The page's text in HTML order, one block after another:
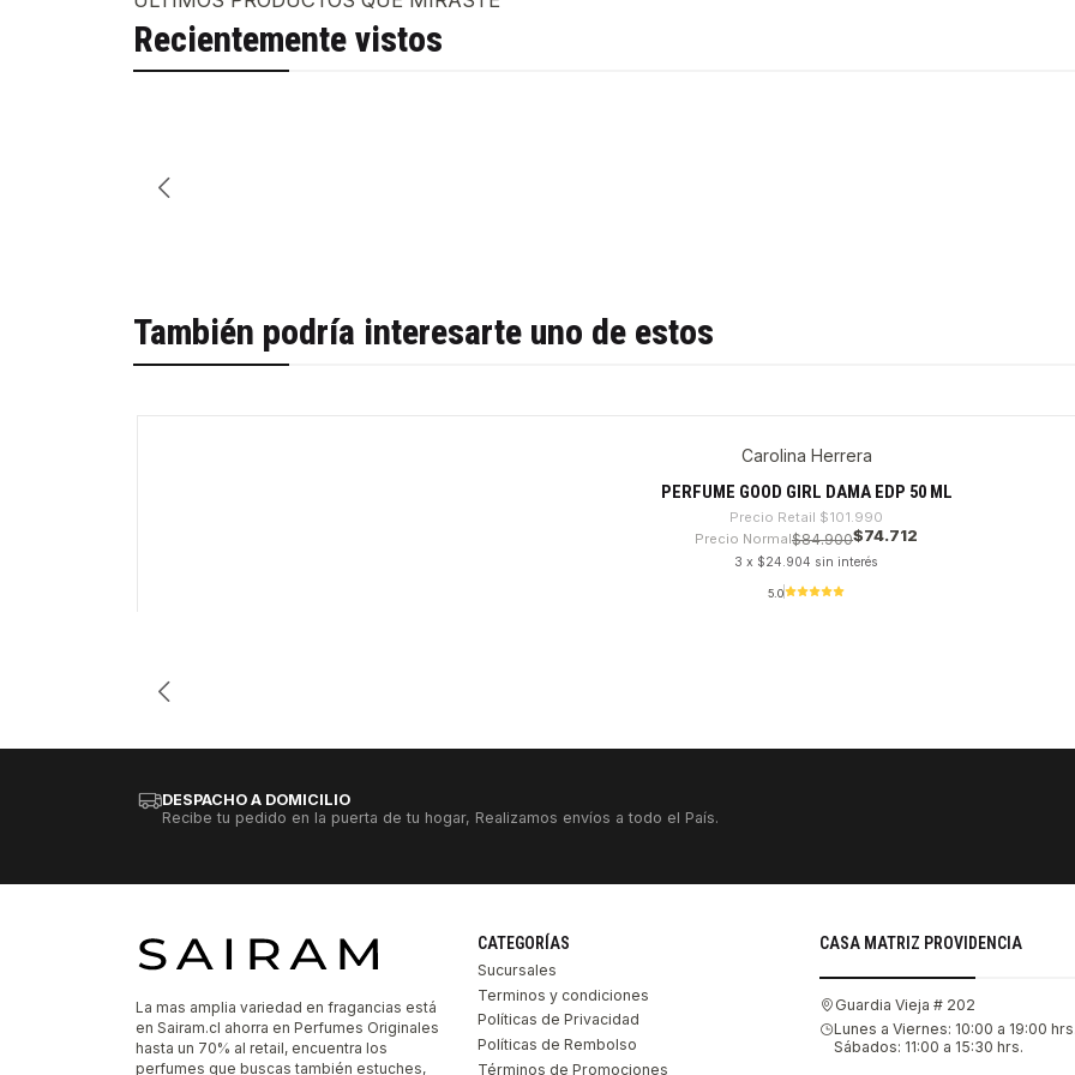
Recientemente vistos
También podría interesarte uno de estos
Carolina Herrera
PERFUME GOOD GIRL DAMA EDP 50 ML
Precio Retail $101.990
Precio Normal$84.900$74.712
3 x $24.904 sin interés
5.0
DESPACHO A DOMICILIO
Recibe tu pedido en la puerta de tu hogar, Realizamos envíos a todo el País.
La mas amplia variedad en fragancias está
en Sairam.cl ahorra en Perfumes Originales
hasta un 70% al retail, encuentra los
perfumes que buscas también estuches,
CATEGORÍAS
Sucursales
Terminos y condiciones
Políticas de Privacidad
Políticas de Rembolso
Términos de Promociones
CASA MATRIZ PROVIDENCIA
Guardia Vieja # 202
Lunes a Viernes: 10:00 a 19:00
Sábados: 11:00 a 15:30 hrs.